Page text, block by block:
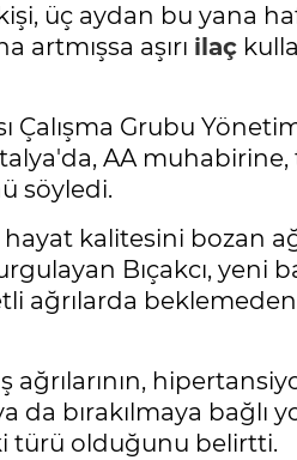
üç aydan bu yana
artmışsa aşırı ilaç
Çalışma Grubu
AA
söyledi.
kalitesini bozan
Bıçakcı, yeni
ağrılarda
da bırakılmaya bağlı
türü olduğunu belirtti.